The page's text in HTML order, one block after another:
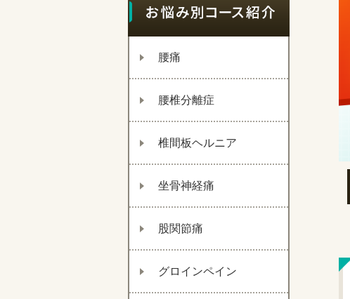
腰痛
腰椎分離症
椎間板ヘルニア
坐骨神経痛
股関節痛
グロインペイン